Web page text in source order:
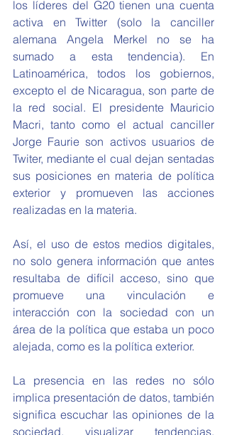
los líderes del G20 tienen una cuenta
activa en Twitter (solo la canciller
alemana Angela Merkel no se ha
sumado a esta tendencia). En
Latinoamérica, todos los gobiernos,
excepto el de Nicaragua, son parte de
la red social. El presidente Mauricio
Macri, tanto como el actual canciller
Jorge Faurie son activos usuarios de
Twiter, mediante el cual dejan sentadas
sus posiciones en materia de política
exterior y promueven las acciones
realizadas en la materia.
Así, el uso de estos medios digitales,
no solo genera información que antes
resultaba de difícil acceso, sino que
promueve una vinculación e
interacción con la sociedad con un
área de la política que estaba un poco
alejada, como es la política exterior.
La presencia en las redes no sólo
implica presentación de datos, también
significa escuchar las opiniones de la
sociedad, visualizar tendencias,